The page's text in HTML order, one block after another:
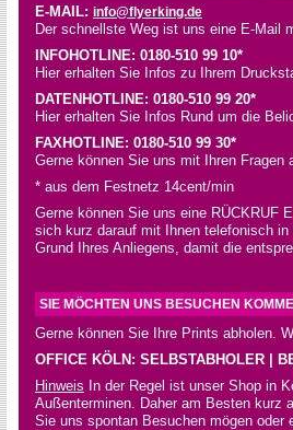
E-MAIL: info@flyerking.de
Der schnellste Weg ist uns eine E-Mail
INFOHOTLINE: 0180-510 99 10*
Hier erhalten Sie Infos zu Ihrem
DATENHOTLINE: 0180-510 99 20*
Hier erhalten Sie Infos Rund um die
FAXHOTLINE: 0180-510 99 30*
Gerne können Sie uns mit Ihren Fragen
* aus dem Festnetz 14cent/min
Gerne können Sie uns eine RÜCKRUF
sich kurz darauf mit Ihnen telefonisch
Grund Ihres Anliegens, damit die
SIE MÖCHTEN UNS BESUCHEN
Gerne können Sie Ihre Prints abholen.
OFFICE KÖLN: SELBSTABHOLER |
Hinweis In der Regel ist unser Shop in
Außenterminen. Daher am Besten kurz
Sie uns spontan Besuchen mögen oder